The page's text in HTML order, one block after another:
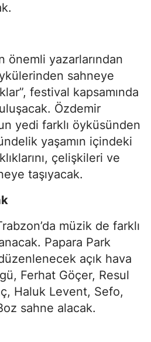
önemli yazarlarından
sahneye
festival kapsamında
Özdemir
yedi farklı öyküsünden
yaşamın içindeki
çelişkileri ve
taşıyacak.
müzik de farklı
Papara Park
açık hava
Ferhat Göçer, Resul
Haluk Levent, Sefo,
sahne alacak.